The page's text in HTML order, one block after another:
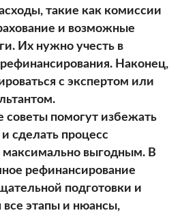
такие как комиссии
и возможные
Их нужно учесть в
Наконец,
с экспертом или
советы помогут избежать
сделать процесс
максимально выгодным. В
рефинансирование
подготовки и
все этапы и нюансы,